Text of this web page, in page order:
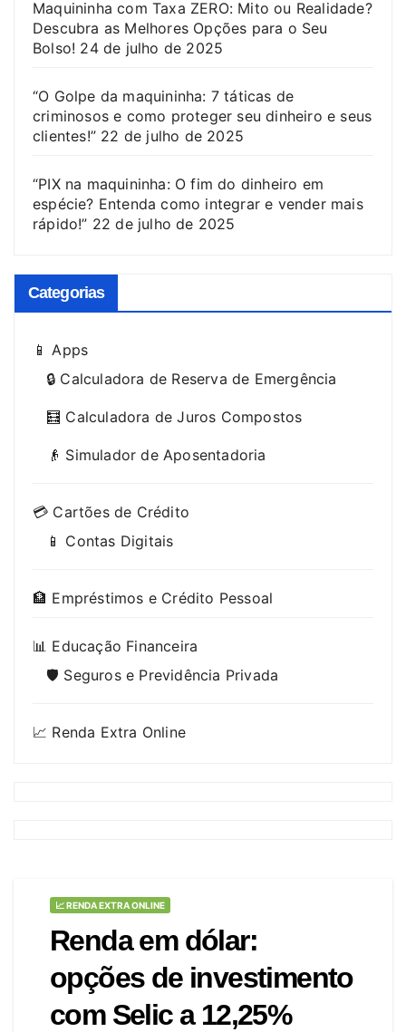
Maquininha com Taxa ZERO: Mito ou Realidade?
Descubra as Melhores Opções para o Seu
Bolso! 24 de julho de 2025
“O Golpe da maquininha: 7 táticas de
criminosos e como proteger seu dinheiro e seus
clientes!” 22 de julho de 2025
“PIX na maquininha: O fim do dinheiro em
espécie? Entenda como integrar e vender mais
rápido!” 22 de julho de 2025
Categorias
📱 Apps
🔒 Calculadora de Reserva de Emergência
🧮 Calculadora de Juros Compostos
👴 Simulador de Aposentadoria
💳 Cartões de Crédito
📱 Contas Digitais
🏦 Empréstimos e Crédito Pessoal
📊 Educação Financeira
🛡️ Seguros e Previdência Privada
📈 Renda Extra Online
📈 RENDA EXTRA ONLINE
Renda em dólar:
opções de investimento
com Selic a 12,25%